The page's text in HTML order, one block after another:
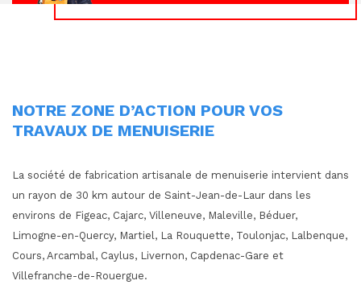
NOTRE ZONE D’ACTION POUR VOS
TRAVAUX DE MENUISERIE
La société de fabrication artisanale de menuiserie intervient dans
un rayon de 30 km autour de Saint-Jean-de-Laur dans les
environs de Figeac, Cajarc, Villeneuve, Maleville, Béduer,
Limogne-en-Quercy, Martiel, La Rouquette, Toulonjac, Lalbenque,
Cours, Arcambal, Caylus, Livernon, Capdenac-Gare et
Villefranche-de-Rouergue.